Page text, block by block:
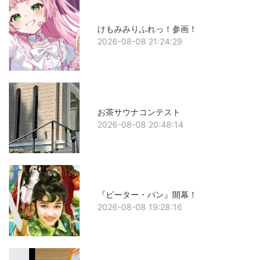
けもみみりふれっ！参画！
2026-08-08 21:24:29
お茶サウナコンテスト
2026-08-08 20:48:14
『ピーター・パン』開幕！
2026-08-08 19:28:16